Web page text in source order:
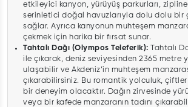
etkileyici kanyon, yürüyüş parkurları,
serinletici doğal havuzlarıyla dolu dolu bir
sağlar. Ayrıca kanyonun muhteşem
çekmek için harika bir fırsat sunar.
Tahtalı Dağı (Olympos Teleferik): Tahtalı
ile çıkarak, deniz seviyesinden 2365 metre
ulaşabilir ve Akdeniz’in muhteşem
çıkarabilirsiniz. Bu romantik yolculuk,
bir deneyim olacaktır. Dağın zirvesinde
veya bir kafede manzaranın tadını